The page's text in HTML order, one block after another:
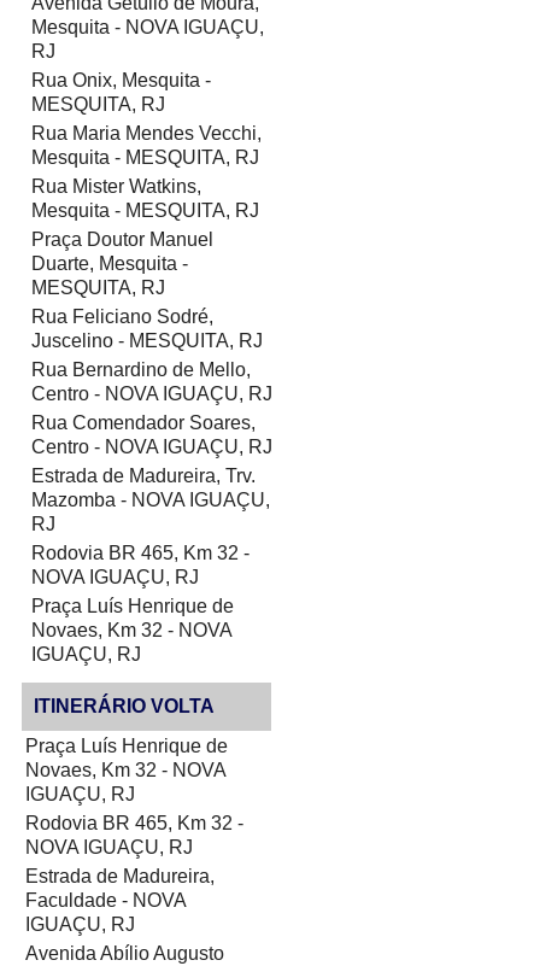
Mesquita - NOVA IGUAÇU,
RJ
Rua Onix, Mesquita -
MESQUITA, RJ
Rua Maria Mendes Vecchi,
Mesquita - MESQUITA, RJ
Rua Mister Watkins,
Mesquita - MESQUITA, RJ
Praça Doutor Manuel
Duarte, Mesquita -
MESQUITA, RJ
Rua Feliciano Sodré,
Juscelino - MESQUITA, RJ
Rua Bernardino de Mello,
Centro - NOVA IGUAÇU, RJ
Rua Comendador Soares,
Centro - NOVA IGUAÇU, RJ
Estrada de Madureira, Trv.
Mazomba - NOVA IGUAÇU,
RJ
Rodovia BR 465, Km 32 -
NOVA IGUAÇU, RJ
Praça Luís Henrique de
Novaes, Km 32 - NOVA
IGUAÇU, RJ
ITINERÁRIO VOLTA
Praça Luís Henrique de
Novaes, Km 32 - NOVA
IGUAÇU, RJ
Rodovia BR 465, Km 32 -
NOVA IGUAÇU, RJ
Estrada de Madureira,
Faculdade - NOVA
IGUAÇU, RJ
Avenida Abílio Augusto